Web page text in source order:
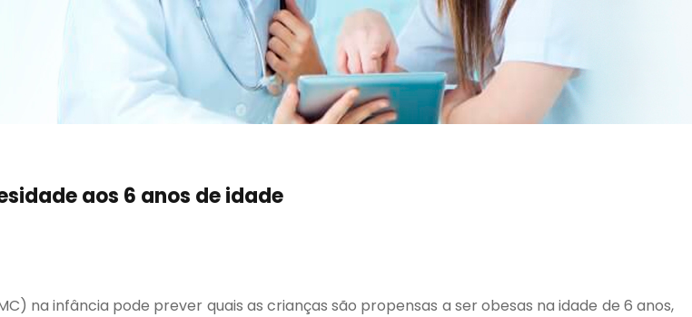
aos 6 anos de idade
na infância pode prever quais as crianças são propensas a ser obesas na idade de 6 anos,